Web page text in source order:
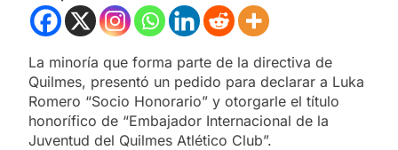
La minoría que forma parte de la directiva de
Quilmes, presentó un pedido para declarar a Luka
Romero “Socio Honorario” y otorgarle el título
honorífico de “Embajador Internacional de la
Juventud del Quilmes Atlético Club”.